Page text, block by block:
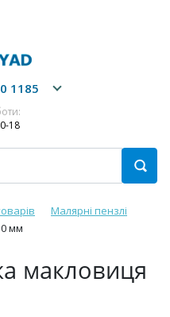
1185
18
Малярні пензлі
мм
макловиця